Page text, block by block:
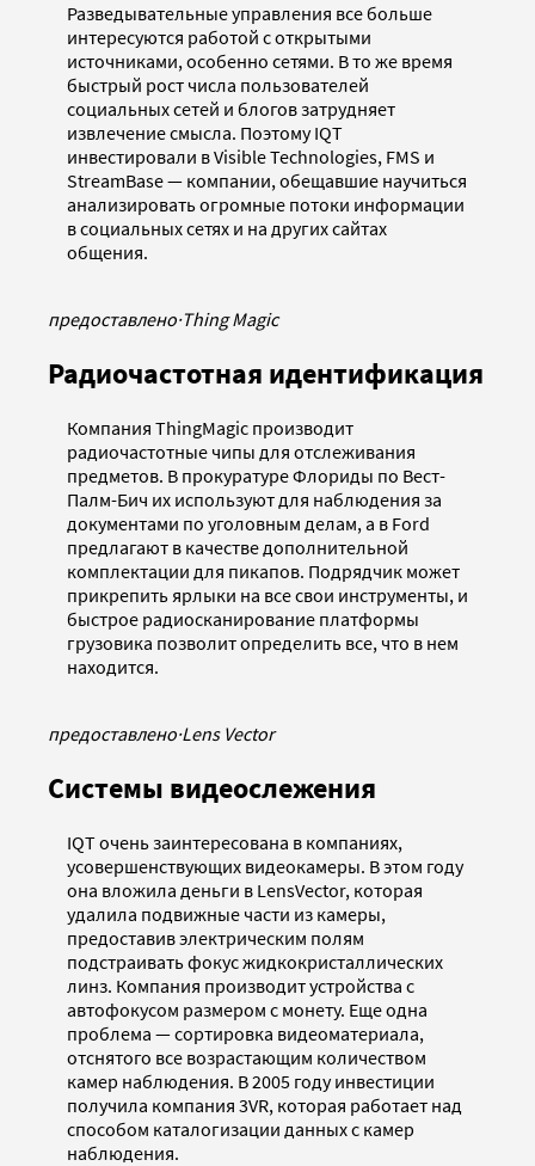
Разведывательные управления все больше
интересуются работой с открытыми
источниками, особенно сетями. В то же время
быстрый рост числа пользователей
социальных сетей и блогов затрудняет
извлечение смысла. Поэтому IQT
инвестировали в Visible Technologies, FMS и
StreamBase — компании, обещавшие научиться
анализировать огромные потоки информации
в социальных сетях и на других сайтах
общения.
предоставлено·Thing Magic
Радиочастотная идентификация
Компания ThingMagic производит
радиочастотные чипы для отслеживания
предметов. В прокуратуре Флориды по Вест-
Палм-Бич их используют для наблюдения за
документами по уголовным делам, а в Ford
предлагают в качестве дополнительной
комплектации для пикапов. Подрядчик может
прикрепить ярлыки на все свои инструменты, и
быстрое радиосканирование платформы
грузовика позволит определить все, что в нем
находится.
предоставлено·Lens Vector
Системы видеослежения
IQT очень заинтересована в компаниях,
усовершенствующих видеокамеры. В этом году
она вложила деньги в LensVector, которая
удалила подвижные части из камеры,
предоставив электрическим полям
подстраивать фокус жидкокристаллических
линз. Компания производит устройства с
автофокусом размером с монету. Еще одна
проблема — сортировка видеоматериала,
отснятого все возрастающим количеством
камер наблюдения. В 2005 году инвестиции
получила компания 3VR, которая работает над
способом каталогизации данных с камер
наблюдения.